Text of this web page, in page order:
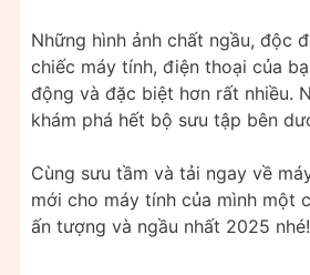
Những hình ảnh chất ngầu, độc
chiếc máy tính, điện thoại của
động và đặc biệt hơn rất nhiều.
khám phá hết bộ sưu tập bên
Cùng sưu tầm và tải ngay về
mới cho máy tính của mình một
ấn tượng và ngầu nhất 2025 nhé!